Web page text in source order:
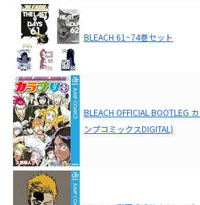
BLEACH 61~74巻セット
BLEACH OFFICIAL BOOTLEG
ンプコミックスDIGITAL)